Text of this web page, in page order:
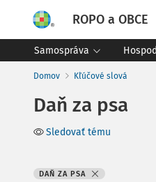
ROPO a OBCE
Samospráva
Domov Kľúčové slová
Daň za psa
Sledovať tému
DAŇ ZA PSA